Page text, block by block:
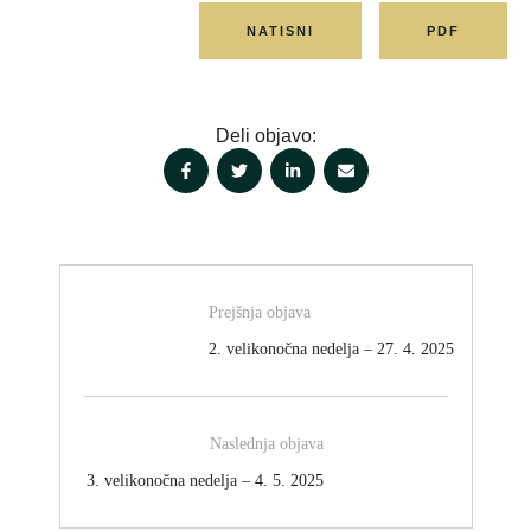
NATISNI PDF
Deli objavo:
Prejšnja objava
2. velikonočna nedelja – 27. 4. 2025
Naslednja objava
3. velikonočna nedelja – 4. 5. 2025